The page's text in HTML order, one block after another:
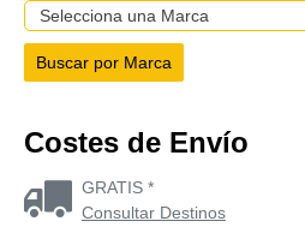
Costes de Envío
GRATIS *
Consultar Destinos